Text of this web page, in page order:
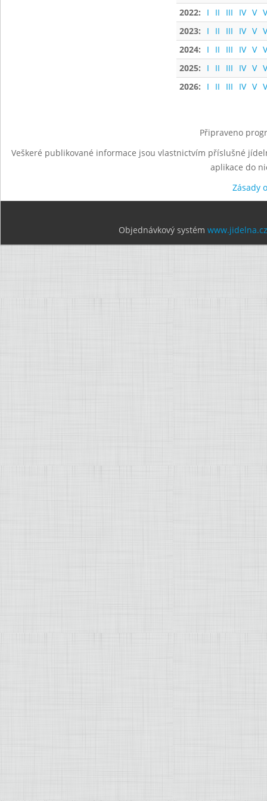
2022:
I II III IV V
2023:
I II III IV V
2024:
I II III IV V
2025:
I II III IV V
2026:
I II III IV V
Připraveno
Veškeré publikované informace jsou vlastnictvím příslušné
aplikace do
Zásady
Objednávkový systém www.jidelna.cz